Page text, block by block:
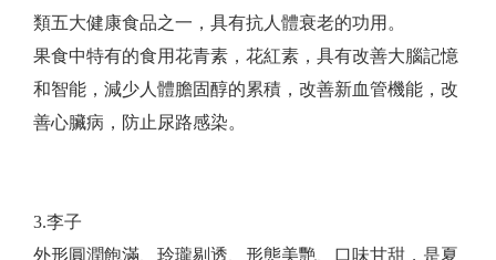
類五大健康食品之一，具有抗人體衰老的功用。
果食中特有的食用花青素，花紅素，具有改善大腦記憶
和智能，減少人體膽固醇的累積，改善新血管機能，改
善心臟病，防止尿路感染。
3.李子
外形圓潤飽滿、玲瓏剔透、形態美艷、口味甘甜，是夏